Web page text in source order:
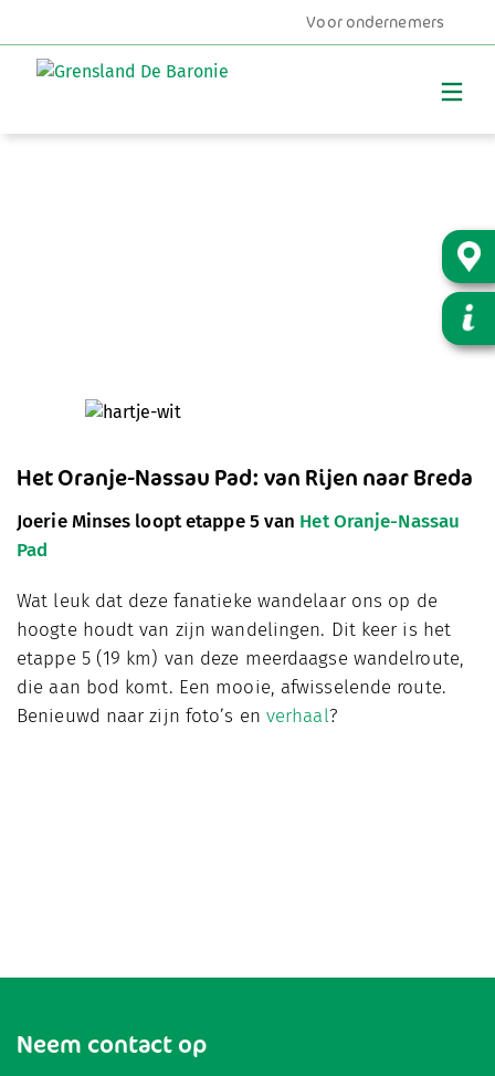
Voor ondernemers
Het Oranje-Nassau Pad: van Rijen naar Breda
Joerie Minses loopt etappe 5 van Het Oranje-Nassau
Pad
Wat leuk dat deze fanatieke wandelaar ons op de
hoogte houdt van zijn wandelingen. Dit keer is het
etappe 5 (19 km) van deze meerdaagse wandelroute,
die aan bod komt. Een mooie, afwisselende route.
Benieuwd naar zijn foto’s en verhaal?
Neem contact op